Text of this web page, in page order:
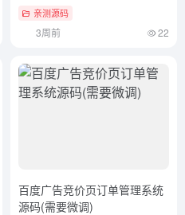
# UniApp 亲测源码
3周前 22
百度广告竞价页订单管理系统
源码(需要微调)